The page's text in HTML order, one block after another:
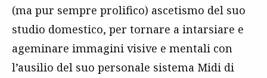
(ma pur sempre prolifico) ascetismo del suo
studio domestico, per tornare a intarsiare e
ageminare immagini visive e mentali con
l’ausilio del suo personale sistema Midi di